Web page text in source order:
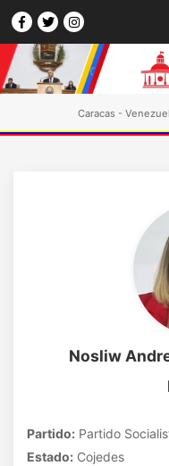
Caracas -
Nosliw
Partido: Partido
Estado: Cojedes